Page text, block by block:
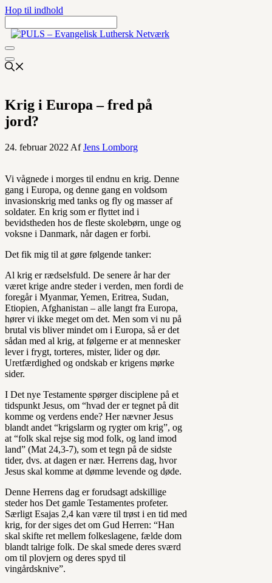
Hop til indhold
Krig i Europa – fred på
jord?
24. februar 2022 AfJens Lomborg
Vi vågnede i morges til endnu en krig. Denne
gang i Europa, og denne gang en voldsom
invasionskrig med tanks og fly og masser af
soldater. En krig som er flyttet ind i
bevidstheden hos de fleste skolebørn, unge og
voksne i Danmark, når dagen er forbi.
Det fik mig til at gøre følgende tanker:
Al krig er rædselsfuld. De senere år har der
været krige andre steder i verden, men fordi de
foregår i Myanmar, Yemen, Eritrea, Sudan,
Etiopien, Afghanistan – alle langt fra Europa,
hører vi ikke meget om det. Men som vi nu på
brutal vis bliver mindet om i Europa, så er det
sådan med al krig, at følgerne er at mennesker
lever i frygt, torteres, mister, lider og dør.
Uretfærdighed og ondskab er krigens mørke
sider.
I Det nye Testamente spørger disciplene på et
tidspunkt Jesus, om “hvad der er tegnet på dit
komme og verdens ende? Her nævner Jesus
blandt andet “krigslarm og rygter om krig”, og
at “folk skal rejse sig mod folk, og land imod
land” (Mat 24,3-7), som et tegn på de sidste
tider, dvs. at dagen er nær. Herrens dag, hvor
Jesus skal komme at dømme levende og døde.
Denne Herrens dag er forudsagt adskillige
steder hos Det gamle Testamentes profeter.
Særligt Esajas 2,4 kan være til trøst i en tid med
krig, for der siges det om Gud Herren: “Han
skal skifte ret mellem folkeslagene, fælde dom
blandt talrige folk. De skal smede deres sværd
om til plovjern og deres spyd til
vingårdsknive”.